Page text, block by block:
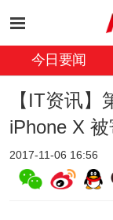
今日要闻
【IT资讯
iPhone X
2017-11-06 16:56